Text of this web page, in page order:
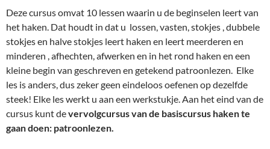
Deze cursus omvat 10 lessen waarin u de beginselen leert van
het haken. Dat houdt in dat u lossen, vasten, stokjes , dubbele
stokjes en halve stokjes leert haken en leert meerderen en
minderen , afhechten, afwerken en in het rond haken en een
kleine begin van geschreven en getekend patroonlezen. Elke
les is anders, dus zeker geen eindeloos oefenen op dezelfde
steek! Elke les werkt u aan een werkstukje. Aan het eind van de
cursus kunt devervolgcursus van de basiscursus haken te
gaan doen: patroonlezen.